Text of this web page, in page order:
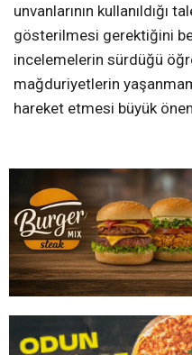
unvanlarının kullanıldığı
gösterilmesi gerektiğini
incelemelerin sürdüğü
mağduriyetlerin
hareket etmesi büyük